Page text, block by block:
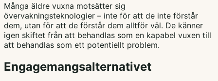
Många äldre vuxna motsätter sig
övervakningsteknologier – inte för att de inte förstår
dem, utan för att de förstår dem alltför väl. De känner
igen skiftet från att behandlas som en kapabel vuxen till
att behandlas som ett potentiellt problem.
Engagemangsalternativet